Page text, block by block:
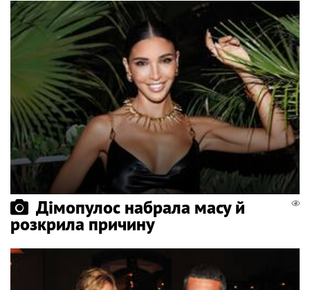
Дімопулос набрала масу й
розкрила причину